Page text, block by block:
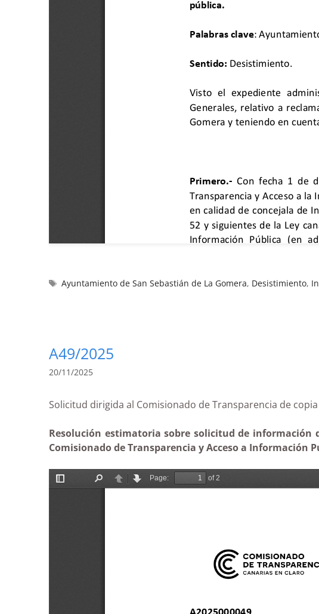
Ayuntamiento de San Sebastián de La Gomera, Desistimiento,
A49/2025
20/11/2025
Solicitud dirigida al Comisionado de Transparencia de
Resolución estimatoria sobre solicitud de información
Comisionado de Transparencia y Acceso a Información